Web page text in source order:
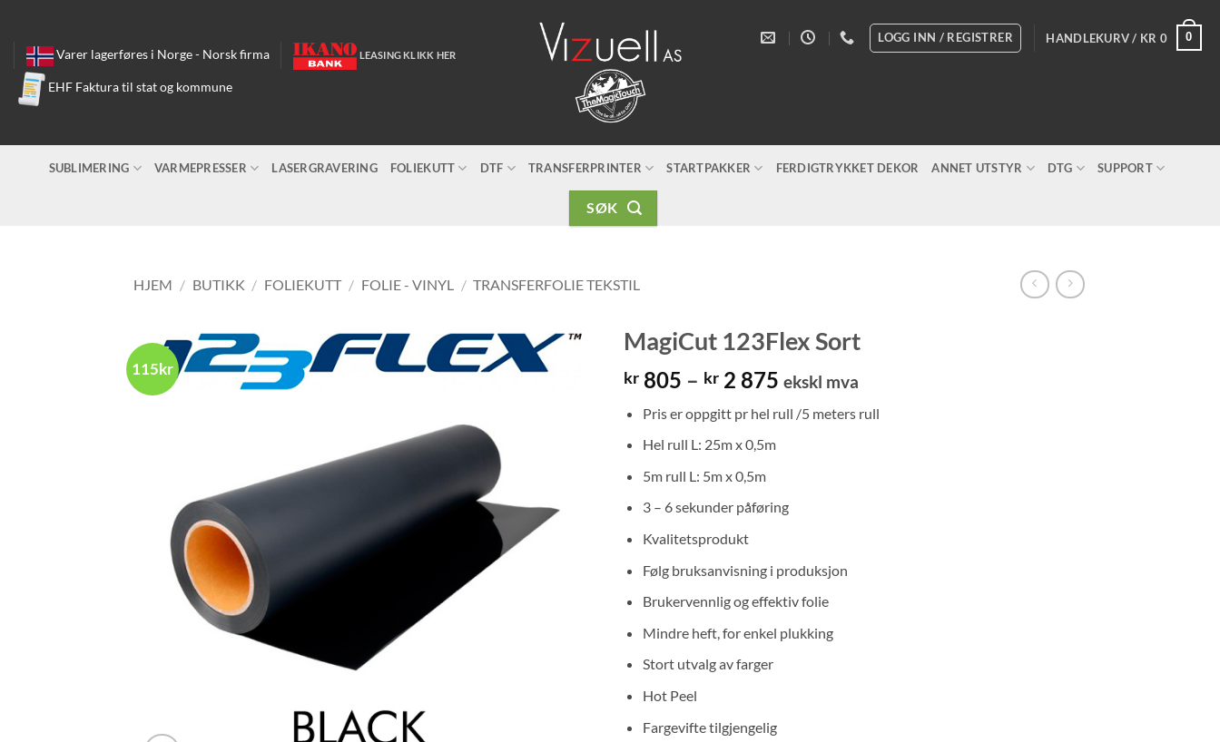
content Varer lagerføres i Norge - Norsk firma LEASING KLIKK HER
EHF Faktura til stat og kommune
LOGG INN / REGISTRER HANDLEKURV / KR 0 0
SUBLIMERING VARMEPRESSER LASERGRAVERING FOLIEKUTT DTF TRANSFERPRINTER STARTPAKKER FERDIGTRYKKET DEKOR ANNET UTSTYR DTG SUPPORT
SØK
HJEM / BUTIKK / FOLIEKUTT / FOLIE - VINYL / TRANSFERFOLIE TEKSTIL
115kr
MagiCut 123Flex Sort
kr 805 – kr 2 875 Prisområde:
til
ekskl mva
Pris er oppgitt pr hel rull /5 meters rull
Hel rull L: 25m x 0,5m
5m rull L: 5m x 0,5m
3 – 6 sekunder påføring
Kvalitetsprodukt
Følg bruksanvisning i produksjon
Brukervennlig og effektiv folie
Mindre heft, for enkel plukking
Stort utvalg av farger
Hot Peel
Fargevifte tilgjengelig